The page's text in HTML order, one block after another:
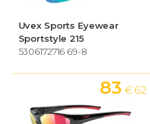
Uvex Sports Eyewear
Sportstyle 215
5306172716 69-8
83 € 62